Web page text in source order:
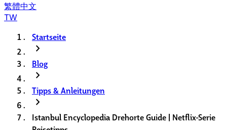
繁體中文
TW
Startseite
chevron_right
Blog
chevron_right
Tipps & Anleitungen
chevron_right
Istanbul Encyclopedia Drehorte Guide | Netflix-Serie